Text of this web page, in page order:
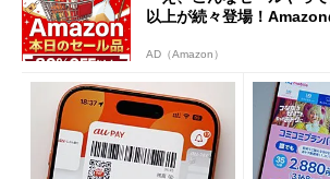
以上が続々登場！
AD（Amazon）